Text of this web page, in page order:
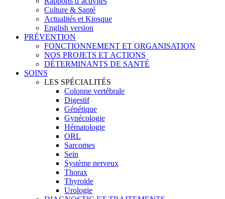
Culture & Santé
Actualités et Kiosque
English version
PRÉVENTION
FONCTIONNEMENT ET ORGANISATION
NOS PROJETS ET ACTIONS
DÉTERMINANTS DE SANTÉ
SOINS
LES SPÉCIALITÉS
Colonne vertébrale
Digestif
Génétique
Gynécologie
Hématologie
ORL
Sarcomes
Sein
Système nerveux
Thorax
Thyroïde
Urologie